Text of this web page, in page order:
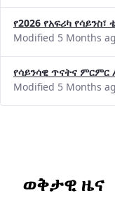
የ2026 የአፍሪካ
Modified 5 Months
የሳይንሳዊ ጥናትና
Modified 5 Months
ወቅታዊ ዜና